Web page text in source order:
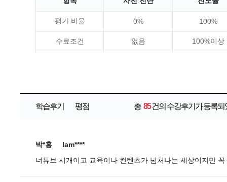
평가 비율 0% 100%
수료조건 없음 100%이상
학습후기 평점 총 85건의 수강후기가 등록되
박*홍
lam****
너튜브 시개이고 교육이나 컨텐츠가 넘처나는 세상이지만